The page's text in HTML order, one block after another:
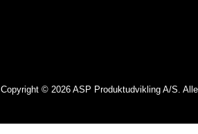
Copyright © 2026 ASP Produktudvikling A/S.